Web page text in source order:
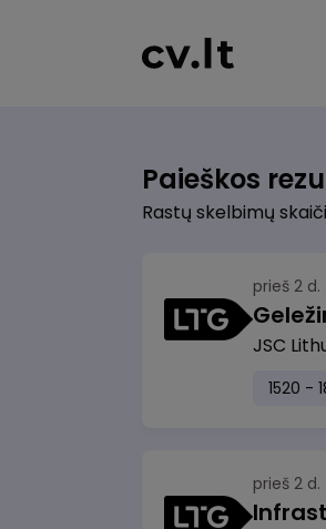
Paieškos
Rastų skelbimų
prieš 2 d.
JSC
1520 -
prieš 2 d.